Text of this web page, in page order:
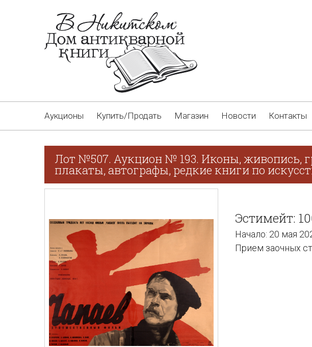
Аукционы Купить/Продать Магазин Новости Контакты
Лот №507. Аукцион № 193. Иконы, живопись,
плакаты, автографы, редкие книги по
Эстимейт:
Начало: 20 мая
Прием заочных